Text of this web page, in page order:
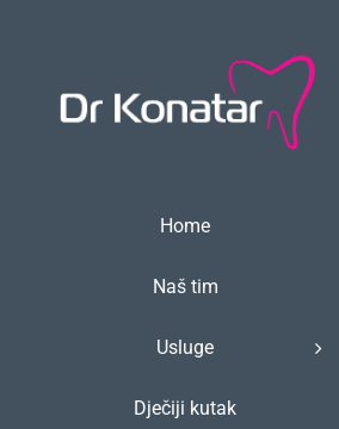
content
Home
Naš tim
Usluge
Dječiji kutak